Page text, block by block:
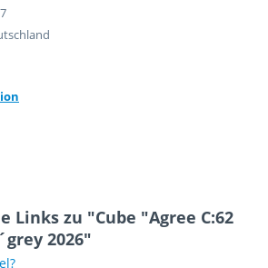
Links zu "Cube "Agree C:62
2026"